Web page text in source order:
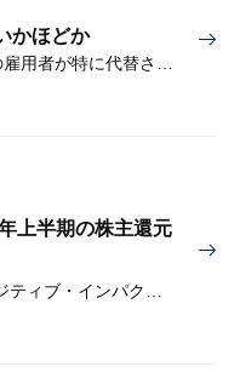
かほどか
直近で4％、AI活用が広がれば11％の雇用者が特に代替されやすい
上半期の株主還元